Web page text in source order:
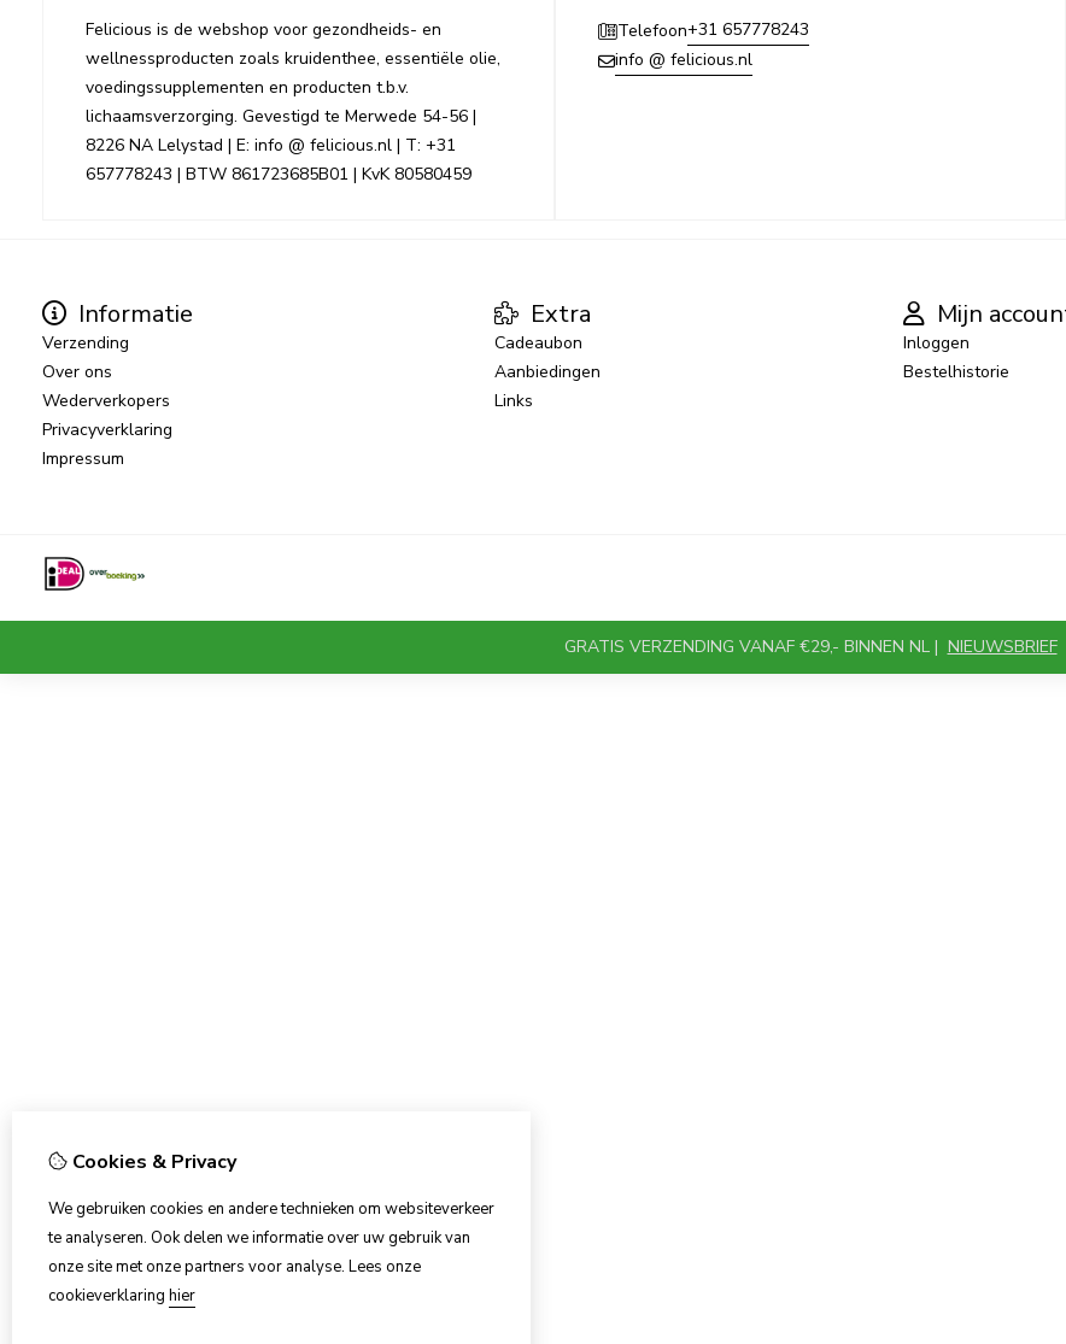
Felicious is de webshop voor gezondheids- en
wellnessproducten zoals kruidenthee, essentiële olie,
voedingssupplementen en producten t.b.v.
lichaamsverzorging. Gevestigd te Merwede 54-56 |
8226 NA Lelystad | E: info @ felicious.nl | T: +31
657778243 | BTW 861723685B01 | KvK 80580459
Telefoon+31 657778243
info @ felicious.nl
Informatie
Verzending
Over ons
Wederverkopers
Privacyverklaring
Impressum
Extra
Cadeaubon
Aanbiedingen
Links
Mijn
Inloggen
Bestelhistorie
GRATIS VERZENDING VANAF €29,- BINNEN NL | NIEUWSBRIEF
Cookies & Privacy
We gebruiken cookies en andere technieken om websiteverkeer
te analyseren. Ook delen we informatie over uw gebruik van
onze site met onze partners voor analyse. Lees onze
cookieverklaring hier